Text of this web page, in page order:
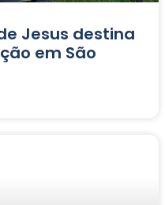
Jesus destina
em São